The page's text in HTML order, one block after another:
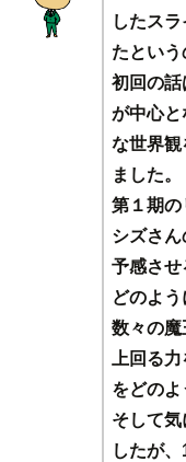
したス
たという
初回の話
が中心と
な世界観
ました。
第１期の
シズさ
予感させ
どのよう
数々の魔
上回る
をどのよ
そして
したが